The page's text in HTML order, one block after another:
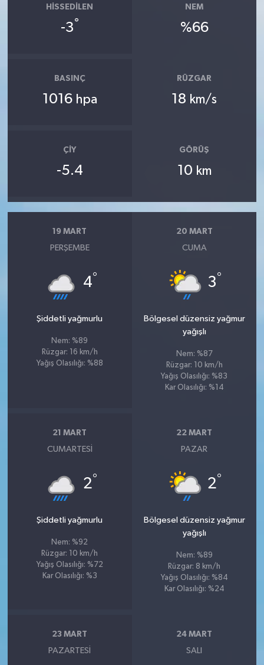
HISSEDILEN
-3°
NEM
%66
BASINÇ
1016 hpa
RÜZGAR
18 km/s
ÇIY
-5.4
GÖRÜŞ
10 km
19 MART
PERŞEMBE
4°
Şiddetli yağmurlu
Nem: %89
Rüzgar: 16 km/h
Yağış Olasılığı: %88
20 MART
CUMA
3°
Bölgesel düzensiz yağmur
yağışlı
Nem: %87
Rüzgar: 10 km/h
Yağış Olasılığı: %83
Kar Olasılığı: %14
21 MART
CUMARTESI
2°
Şiddetli yağmurlu
Nem: %92
Rüzgar: 10 km/h
Yağış Olasılığı: %72
Kar Olasılığı: %3
22 MART
PAZAR
2°
Bölgesel düzensiz yağmur
yağışlı
Nem: %89
Rüzgar: 8 km/h
Yağış Olasılığı: %84
Kar Olasılığı: %24
23 MART
PAZARTESI
24 MART
SALI